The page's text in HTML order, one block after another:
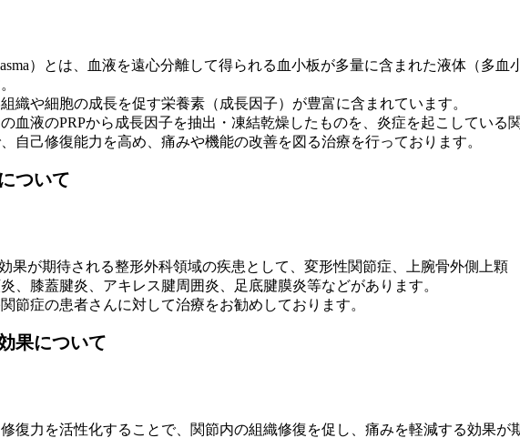
）とは、血液を遠心分離して得られる血小板が多量に含まれた液体（多血
織や細胞の成長を促す栄養素（成長因子）が豊富に含まれています。
血液のPRPから成長因子を抽出・凍結乾燥したものを、炎症を起こしている
自己修復能力を高め、痛みや機能の改善を図る治療を行っております。
ついて
果が期待される整形外科領域の疾患として、変形性関節症、上腕骨外側上顆
、膝蓋腱炎、アキレス腱周囲炎、足底腱膜炎等などがあります。
節症の患者さんに対して治療をお勧めしております。
果について
復力を活性化することで、関節内の組織修復を促し、痛みを軽減する効果が